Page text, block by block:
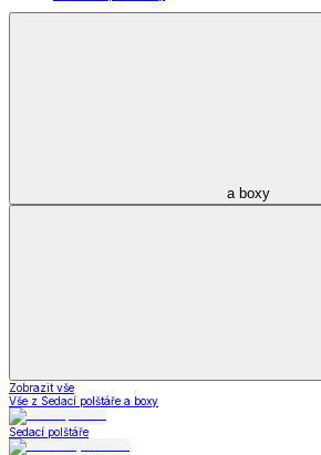
a boxy
Zobrazit vše
Vše z Sedací polštáře a boxy
Sedací polštáře